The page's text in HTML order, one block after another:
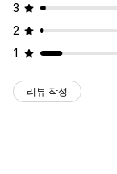
3
2
1
리뷰 작성